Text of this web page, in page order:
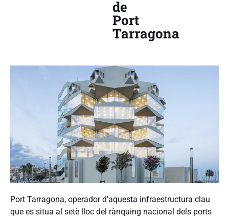
de
Port
Tarragona
Port Tarragona, operador d’aquesta infraestructura clau
que es situa al setè lloc del rànquing nacional dels ports